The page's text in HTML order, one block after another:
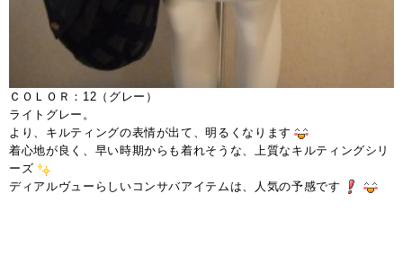
ＣＯＬＯＲ：12（グレー）
ライトグレー。
より、キルティングの表情が出て、明るくなります
着心地が良く、早い時期からも着れそうな、上質なキルティングシリ
ーズ
ディアルヴューらしいコンサバアイテムは、人気の予感です